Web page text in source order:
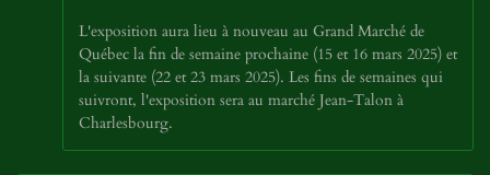
L'exposition aura lieu à nouveau au Grand Marché de
Québec la fin de semaine prochaine (15 et 16 mars 2025) et
la suivante (22 et 23 mars 2025). Les fins de semaines qui
suivront, l'exposition sera au marché Jean-Talon à
Charlesbourg.